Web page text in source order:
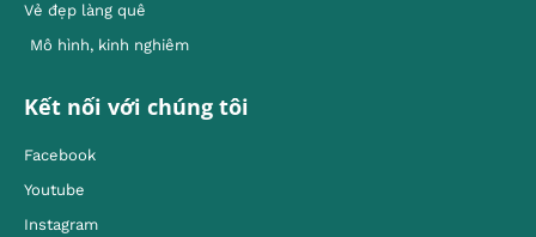
Vẻ đẹp làng quê
Mô hình, kinh nghiêm
Kết nối với chúng tôi
Facebook
Youtube
Instagram